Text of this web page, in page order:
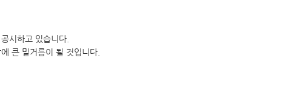
시하고 있습니다.
큰 밑거름이 될 것입니다.